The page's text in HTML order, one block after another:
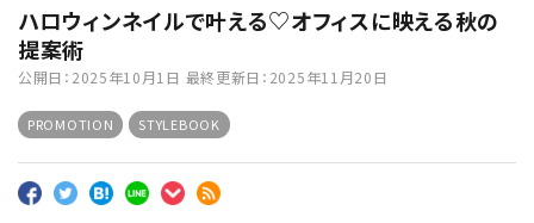
ハロウィンネイルで叶える♡オフィスに映える秋の
提案術
公開日： 2025年10月1日 最終更新日： 2025年11月20日
PROMOTION STYLEBOOK